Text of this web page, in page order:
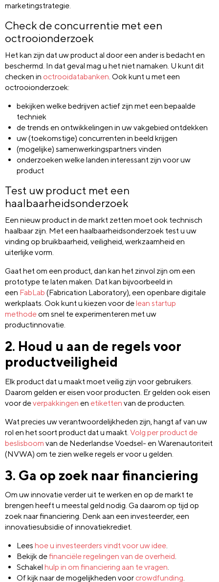
marketingstrategie.
Check de concurrentie met een
octrooionderzoek
Het kan zijn dat uw product al door een ander is bedacht en
beschermd. In dat geval mag u het niet namaken. U kunt dit
checken in octrooidatabanken. Ook kunt u met een
octrooionderzoek:
bekijken welke bedrijven actief zijn met een bepaalde
techniek
de trends en ontwikkelingen in uw vakgebied ontdekken
uw (toekomstige) concurrenten in beeld krijgen
(mogelijke) samenwerkingspartners vinden
onderzoeken welke landen interessant zijn voor uw
product
Test uw product met een
haalbaarheidsonderzoek
Een nieuw product in de markt zetten moet ook technisch
haalbaar zijn. Met een haalbaarheidsonderzoek test u uw
vinding op bruikbaarheid, veiligheid, werkzaamheid en
uiterlijke vorm.
Gaat het om een product, dan kan het zinvol zijn om een
prototype te laten maken. Dat kan bijvoorbeeld in
een FabLab (Fabrication Laboratory), een openbare digitale
werkplaats. Ook kunt u kiezen voor delean startup
methodeom snel te experimenteren met uw
productinnovatie.
2. Houd u aan de regels voor
productveiligheid
Elk product dat u maakt moet veilig zijn voor gebruikers.
Daarom gelden er eisen voor producten. Er gelden ook eisen
voor deverpakkingen en etiketten van de producten.
Wat precies uw verantwoordelijkheden zijn, hangt af van uw
rol en het soort product dat u maakt. Volg per product de
beslisboom van de Nederlandse Voedsel- en Warenautoriteit
(NVWA) om te zien welke regels er voor u gelden.
3. Ga op zoek naar financiering
Om uw innovatie verder uit te werken en op de markt te
brengen heeft u meestal geld nodig. Ga daarom op tijd op
zoek naar financiering. Denk aan een investeerder, een
innovatiesubsidie of innovatiekrediet.
Lees hoe u investeerders vindt voor uw idee.
Bekijk definanciële regelingen van de overheid.
Schakel hulp in om financiering aan te vragen.
Of kijk naar de mogelijkheden voor crowdfunding.